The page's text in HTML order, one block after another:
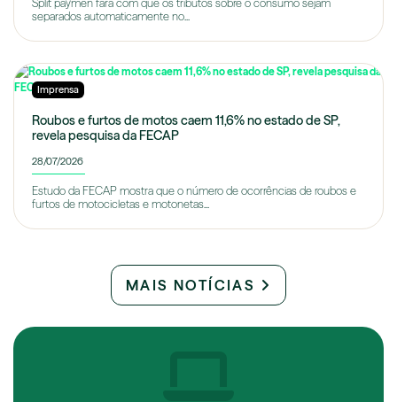
Split paymen fará com que os tributos sobre o consumo sejam
separados automaticamente no...
Imprensa
Roubos e furtos de motos caem 11,6% no estado de SP,
revela pesquisa da FECAP
28/07/2026
Estudo da FECAP mostra que o número de ocorrências de roubos e
furtos de motocicletas e motonetas...
MAIS NOTÍCIAS